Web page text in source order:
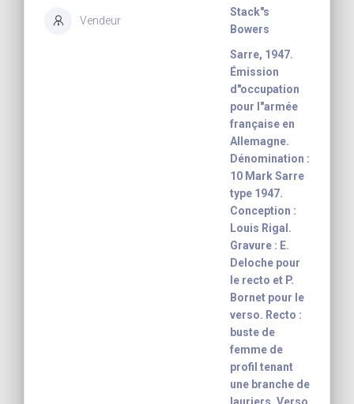
Vendeur
Stack"s
Bowers
Sarre, 1947.
Émission
d"occupation
pour l"armée
française en
Allemagne.
Dénomination :
10 Mark Sarre
type 1947.
Conception :
Louis Rigal.
Gravure : E.
Deloche pour
le recto et P.
Bornet pour le
verso. Recto :
buste de
femme de
profil tenant
une branche de